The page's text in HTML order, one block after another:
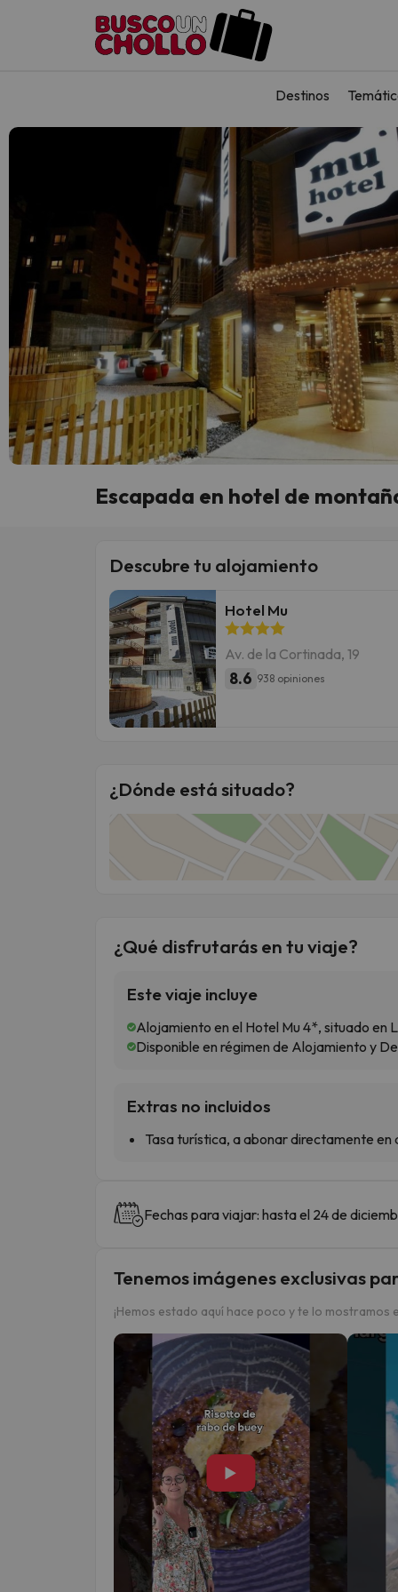
Destinos
Escapada en hotel de
Descubre tu alojamiento
Hotel Mu
Av. de la Cortinada, 19
8.6 938 opiniones
¿Dónde está situado?
¿Qué disfrutarás en tu viaje?
Este viaje incluye
Alojamiento en el Hotel Mu 4*, situado en
Disponible en régimen de Alojamiento y
Extras no incluidos
Tasa turística, a abonar directamente en
Fechas para viajar: hasta el 24 de
Tenemos imágenes exclusivas
¡Hemos estado aquí hace poco y te lo mostramos
▶